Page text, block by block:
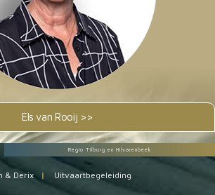
Els van Rooij >>
Regio Tilburg en Hilvarenbeek
& Derix | Uitvaartbegeleiding